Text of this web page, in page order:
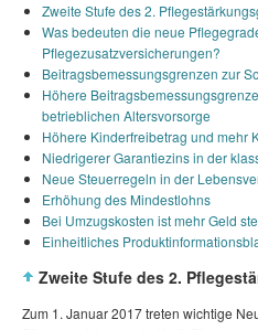
Zweite Stufe des 2.
Was bedeuten die neue
Pflegezusatzversicherungen?
Beitragsbemessungsgrenzen zur
Höhere
betrieblichen Altersvorsorge
Höhere Kinderfreibetrag und mehr
Niedrigerer Garantiezins in der
Neue Steuerregeln in der
Erhöhung des Mindestlohns
Bei Umzugskosten ist mehr Geld
Einheitliches
Zweite Stufe des 2.
Zum 1. Januar 2017 treten wichtige